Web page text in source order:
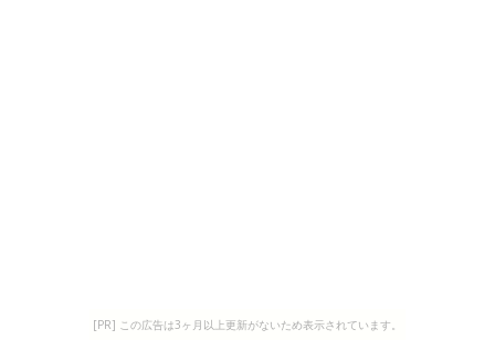
[PR] この広告は3ヶ月以上更新がないため表示されています。